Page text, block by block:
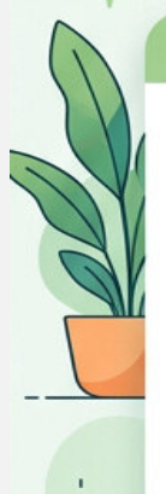
Ärzte
Rezept